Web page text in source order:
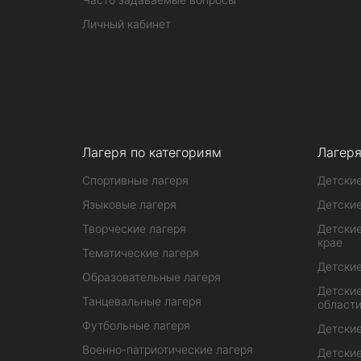
Личный кабинет
Лагеря по категориям
Спортивные лагеря
Языковые лагеря
Творческие лагеря
Тематические лагеря
Образовательные лагеря
Танцевальные лагеря
Футбольные лагеря
Военно-патриотические лагеря
крае
области